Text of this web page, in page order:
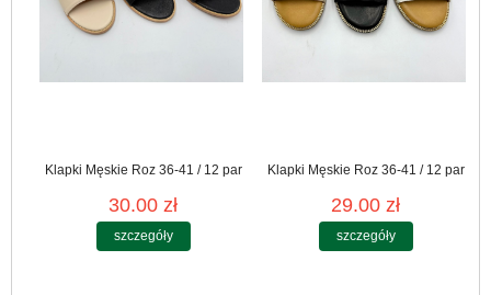
Klapki Męskie Roz 36-41 / 12 par
30.00 zł
szczegóły
Klapki Męskie Roz 36-41 / 12 par
29.00 zł
szczegóły